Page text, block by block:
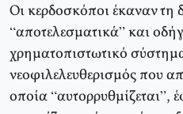
Οι κερδοσκόποι έκαναν τη
“αποτελεσματικά” και
χρηματοπιστωτικό
νεοφιλελευθερισμός που
οποία “αυτορρυθμίζεται”,